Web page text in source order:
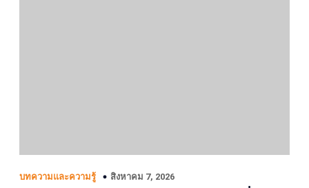
บทความและความรู้ สิงหาคม 7, 2026